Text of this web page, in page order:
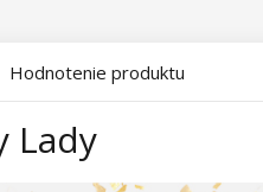
Lady
Hodnotenie produktu